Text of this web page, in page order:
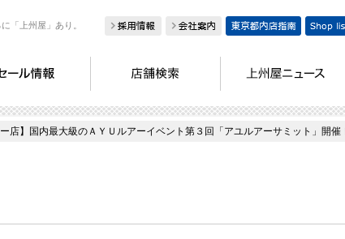
「上州屋」あり。
ー店】国内最大級のＡＹＵルアーイベント第３回「アユルアーサミット」開催